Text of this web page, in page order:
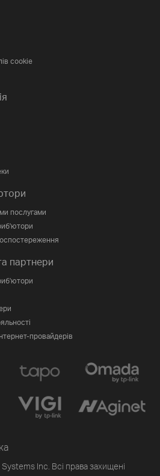
cookie
послугами
партнери
провайдерів
Inc. Всі права захищені